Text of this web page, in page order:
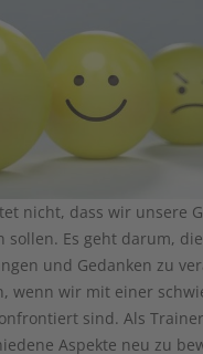
nicht, dass wir unsere
sollen. Es geht darum,
und Gedanken zu
wenn wir mit einer
sind. Als
Aspekte neu zu